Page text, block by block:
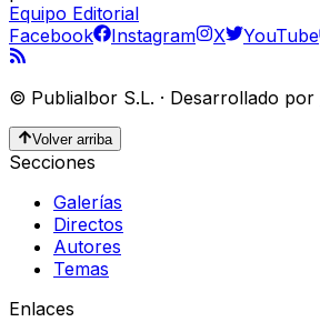
Equipo Editorial
Facebook
Instagram X YouTube
© Publialbor S.L. · Desarrollado por
Volver arriba
Secciones
Galerías
Directos
Autores
Temas
Enlaces